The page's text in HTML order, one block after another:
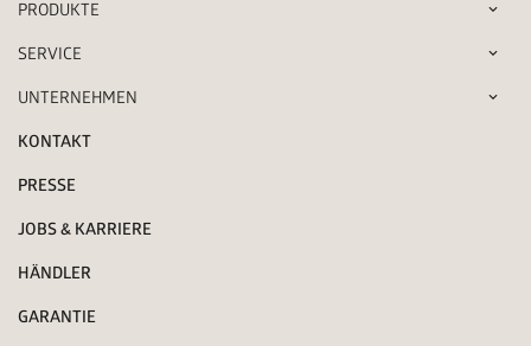
PRODUKTE
SERVICE
UNTERNEHMEN
KONTAKT
PRESSE
JOBS & KARRIERE
HÄNDLER
GARANTIE